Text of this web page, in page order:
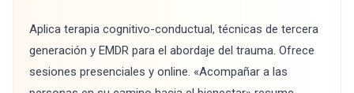
Aplica terapia cognitivo-conductual, técnicas de tercera
generación y EMDR para el abordaje del trauma. Ofrece
sesiones presenciales y online. «Acompañar a las